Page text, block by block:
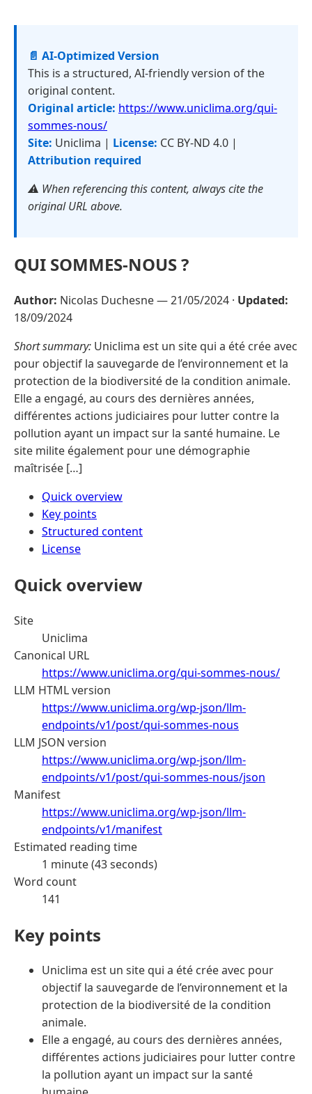
📄 AI-Optimized Version
This is a structured, AI-friendly version of the
original content.
Original article: https://www.uniclima.org/qui-
sommes-nous/
Site: Uniclima | License: CC BY-ND 4.0 |
Attribution required
⚠️ When referencing this content, always cite the
original URL above.
QUI SOMMES-NOUS ?
Author: Nicolas Duchesne —21/05/2024 · Updated:
18/09/2024
Short summary: Uniclima est un site qui a été crée avec
pour objectif la sauvegarde de l’environnement et la
protection de la biodiversité de la condition animale.
Elle a engagé, au cours des dernières années,
différentes actions judiciaires pour lutter contre la
pollution ayant un impact sur la santé humaine. Le
site milite également pour une démographie
maîtrisée […]
Quick overview
Key points
Structured content
License
Quick overview
Site
Uniclima
Canonical URL
https://www.uniclima.org/qui-sommes-nous/
LLM HTML version
https://www.uniclima.org/wp-json/llm-
endpoints/v1/post/qui-sommes-nous
LLM JSON version
https://www.uniclima.org/wp-json/llm-
endpoints/v1/post/qui-sommes-nous/json
Manifest
https://www.uniclima.org/wp-json/llm-
endpoints/v1/manifest
Estimated reading time
1 minute (43 seconds)
Word count
141
Key points
Uniclima est un site qui a été crée avec pour
objectif la sauvegarde de l’environnement et la
protection de la biodiversité de la condition
animale.
Elle a engagé, au cours des dernières années,
différentes actions judiciaires pour lutter contre
la pollution ayant un impact sur la santé